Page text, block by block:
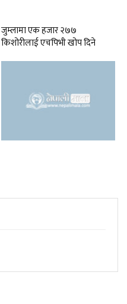
जुम्लामा एक हजार २७७
किशोरीलाई एचपिभी खोप दिने